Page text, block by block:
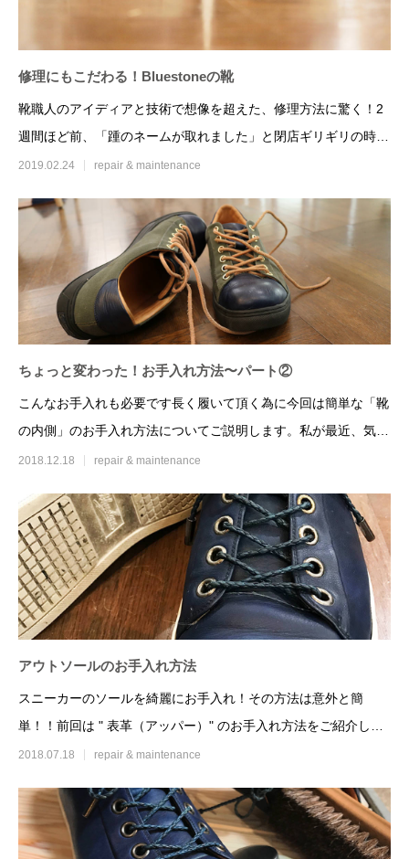
修理にもこだわる！Bluestoneの靴
靴職人のアイディアと技術で想像を超えた、修理方法に驚く！2
週間ほど前、「踵のネームが取れました」と閉店ギリギリの時間
にBlues
2019.02.24 repair & maintenance
ちょっと変わった！お手入れ方法〜パート②
こんなお手入れも必要です長く履いて頂く為に今回は簡単な「靴
の内側」のお手入れ方法についてご説明します。私が最近、気に
入っ
2018.12.18 repair & maintenance
アウトソールのお手入れ方法
スニーカーのソールを綺麗にお手入れ！その方法は意外と簡
単！！前回は " 表革（アッパー）" のお手入れ方法をご紹介しま
したが今回
2018.07.18 repair & maintenance